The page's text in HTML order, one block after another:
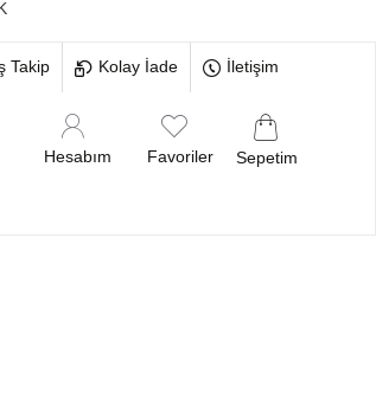
Takip Kolay İade İletişim
Hesabım Favoriler Sepetim